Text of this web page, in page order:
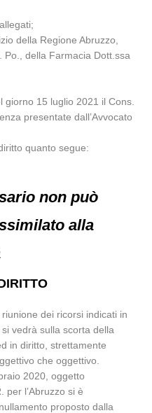
della Regione Abruzzo,
Po., della Farmacia Dott.ssa
giorno 15 luglio 2021 il Cons.
presentate dall’Avvocato
quanto segue:
non può
alla
dei ricorsi indicati in
vedrà sulla scorta della
in diritto, strettamente
che oggettivo.
2020, oggetto
per l’Abruzzo si è
proposto dalla